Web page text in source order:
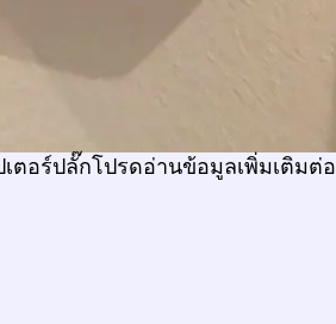
ตอร์ปลั๊กโปรดอ่านข้อมูลเพิ่มเติมต่อ